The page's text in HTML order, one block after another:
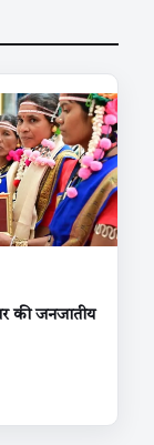
की जनजातीय